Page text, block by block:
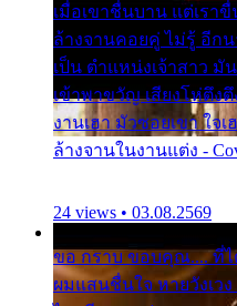
เมื่อเขาชื่นบาน แต่เรา
ล้างจานคอยคู่ ไม่รู้ อีก
เป็น ตำแหน่งเจ้าสาว
เข้าพาขวัญ เสียงโห่ตึง
งานเฮา มัวซอยเขา ใ
ล้างจานในงานแต่ง -
24 views • 03.08.2569
ขอ กราบ ขอบคุณ.... ที่
ผมแสนชื่นใจ หายวังเว